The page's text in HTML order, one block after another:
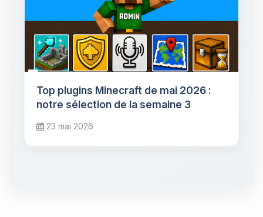
Top plugins Minecraft de mai 2026 :
notre sélection de la semaine 3
23 mai 2026